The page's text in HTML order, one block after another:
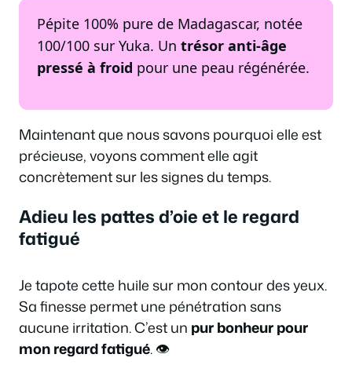
Pépite 100% pure de Madagascar, notée
100/100 sur Yuka. Un trésor anti-âge
pressé à froid pour une peau régénérée.
Maintenant que nous savons pourquoi elle est
précieuse, voyons comment elle agit
concrètement sur les signes du temps.
Adieu les pattes d’oie et le regard
fatigué
Je tapote cette huile sur mon contour des yeux.
Sa finesse permet une pénétration sans
aucune irritation. C’est un pur bonheur pour
mon regard fatigué. 👁️